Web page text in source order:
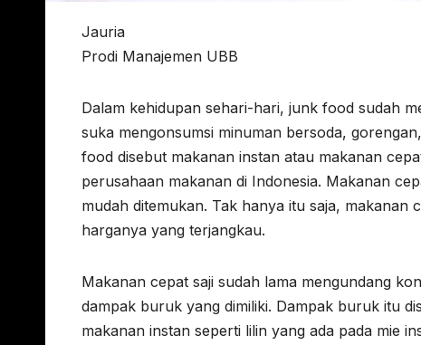
Jauria
Prodi Manajemen UBB
Dalam kehidupan sehari-hari, junk food sudah
suka mengonsumsi minuman bersoda,
food disebut makanan instan atau makanan
perusahaan makanan di Indonesia. Makanan
mudah ditemukan. Tak hanya itu saja, makanan
harganya yang terjangkau.
Makanan cepat saji sudah lama mengundang
dampak buruk yang dimiliki. Dampak buruk itu
makanan instan seperti lilin yang ada pada mie